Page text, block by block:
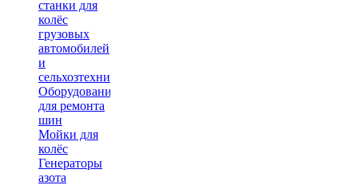
станки для
колёс
грузовых
автомобилей
и
сельхозтехники
Оборудование
для ремонта
шин
Мойки для
колёс
Генераторы
азота